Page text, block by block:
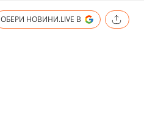
ОБЕРИ НОВИНИ.LIVE В